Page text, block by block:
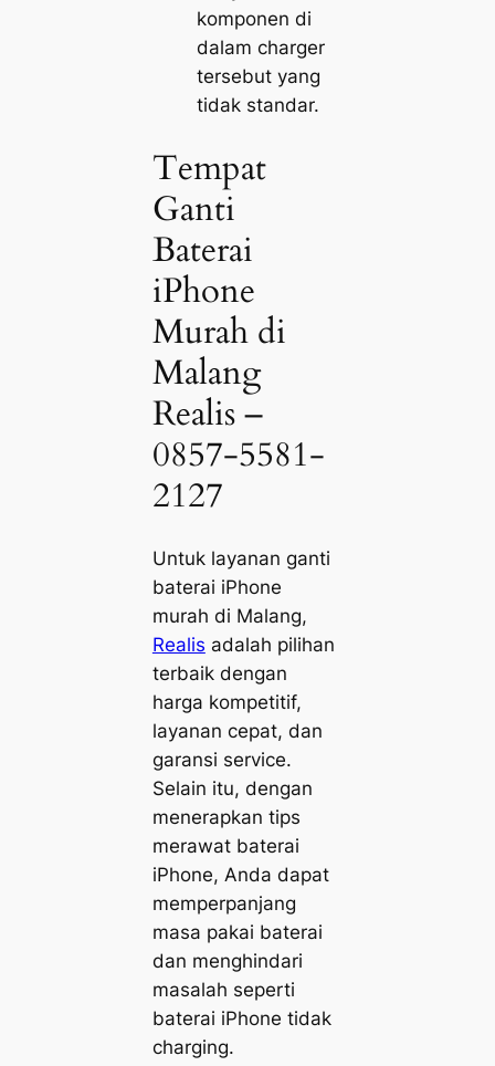
komponen di
dalam charger
tersebut yang
tidak standar.
Tempat
Ganti
Baterai
iPhone
Murah di
Malang
Realis –
0857-5581-
2127
Untuk layanan ganti
baterai iPhone
murah di Malang,
Realis adalah pilihan
terbaik dengan
harga kompetitif,
layanan cepat, dan
garansi service.
Selain itu, dengan
menerapkan tips
merawat baterai
iPhone, Anda dapat
memperpanjang
masa pakai baterai
dan menghindari
masalah seperti
baterai iPhone tidak
charging.